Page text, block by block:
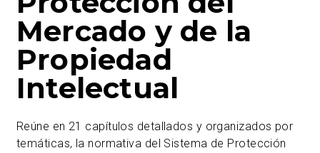
Mercado y de la
Propiedad
Intelectual
Reúne en 21 capítulos detallados y organizados por
temáticas, la normativa del Sistema de Protección